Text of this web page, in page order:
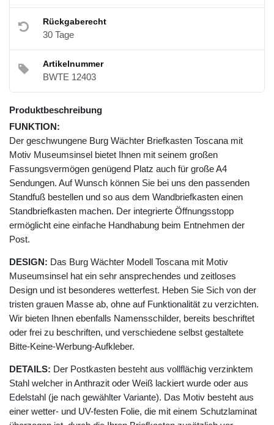
Rückgaberecht
30 Tage
Artikelnummer
BWTE 12403
Produktbeschreibung
FUNKTION:
Der geschwungene Burg Wächter Briefkasten Toscana mit
Motiv Museumsinsel bietet Ihnen mit seinem großen
Fassungsvermögen genügend Platz auch für große A4
Sendungen. Auf Wunsch können Sie bei uns den passenden
Standfuß bestellen und so aus dem Wandbriefkasten einen
Standbriefkasten machen. Der integrierte Öffnungsstopp
ermöglicht eine einfache Handhabung beim Entnehmen der
Post.
DESIGN: Das Burg Wächter Modell Toscana mit Motiv
Museumsinsel hat ein sehr ansprechendes und zeitloses
Design und ist besonderes wetterfest. Heben Sie Sich von der
tristen grauen Masse ab, ohne auf Funktionalität zu verzichten.
Wir bieten Ihnen ebenfalls Namensschilder, bereits beschriftet
oder frei zu beschriften, und verschiedene selbst gestaltete
Bitte-Keine-Werbung-Aufkleber.
DETAILS: Der Postkasten besteht aus vollflächig verzinktem
Stahl welcher in Anthrazit oder Weiß lackiert wurde oder aus
Edelstahl (je nach gewählter Variante). Das Motiv besteht aus
einer wetter- und UV-festen Folie, die mit einem Schutzlaminat